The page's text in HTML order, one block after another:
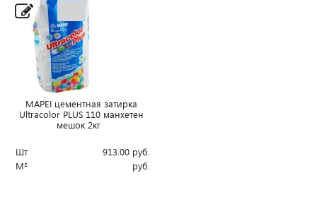
MAPEI цементная затирка
Ultracolor PLUS 110 манхетен
мешок 2кг
Шт 913.00 руб.
М²
руб.